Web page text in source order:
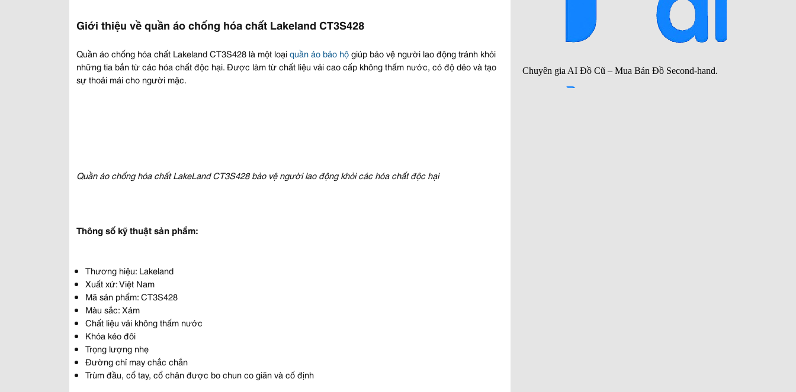
Giới thiệu về quần áo chống hóa chất Lakeland CT3S428
Quần áo chống hóa chất Lakeland CT3S428 là một loạiquần áo bảo hộgiúp bảo vệ người lao động tránh khỏi
những tia bắn từ các hóa chất độc hại. Được làm từ chất liệu vải cao cấp không thấm nước, có độ dẻo và tạo
sự thoải mái cho người mặc.
Quần áo chống hóa chất LakeLand CT3S428 bảo vệ người lao động khỏi các hóa chất độc hại
Thông số kỹ thuật sản phẩm:
Thương hiệu: Lakeland
Xuất xứ: Việt Nam
Mã sản phẩm: CT3S428
Màu sắc: Xám
Chất liệu vải không thấm nước
Khóa kéo đôi
Trọng lượng nhẹ
Đường chỉ may chắc chắn
Trùm đầu, cổ tay, cổ chân được bo chun co giãn và cố định